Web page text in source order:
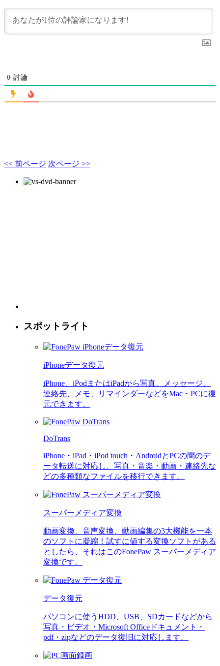
0 討論
<< 前ページ 次ページ >>
スポットライト
iPhoneデータ復元
iPhone、iPodまたはiPadから写真、メッセージ、
連絡先、メモ、リマインダーなどをMac・PCに復
元できます。
DoTrans
iPhone・iPad・iPod touch・AndroidとPCの間のデ
ータ転送に対応し、写真・音楽・動画・連絡先な
どの多種類なファイルを移行できます。
スーパーメディア変換
動画変換、音声変換、動画編集の3大機能を一本
のソフトに凝縮！試すに値する変換ソフトがある
としたら、それはこのFonePaw スーパーメディア
変換です。
データ復元
パソコンに使うHDD、USB、SDカードなどから
写真・ビデオ・Microsoft Officeドキュメント・
pdf・zipなどのデータ復旧に対応します。